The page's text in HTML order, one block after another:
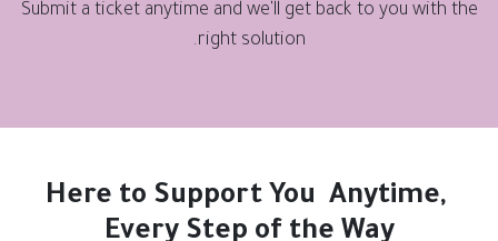
Submit a ticket anytime and we'll get back to you with the
right solution.
Here to Support You Anytime,
Every Step of the Way